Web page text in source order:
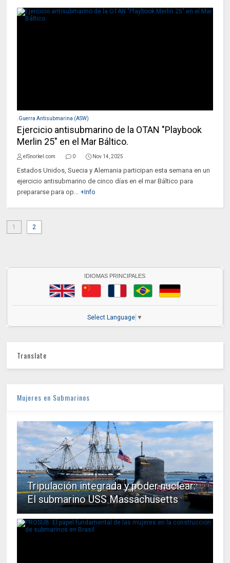
.Guerra Antisubmarina (ASW)
Ejercicio antisubmarino de la OTAN "Playbook
Merlin 25" en el Mar Báltico.
elSnorkel.com 0 Nov 14, 2025
Estados Unidos, Suecia y Alemania participan esta semana en un
ejercicio antisubmarino de cinco días en el mar Báltico para
prepararse para op... +Info
1 2
IDIOMAS PRINCIPALES
Select Language ▼
Translate
Mujeres en Submarinos
Tripulación integrada y poder nuclear:
El submarino USS Massachusetts